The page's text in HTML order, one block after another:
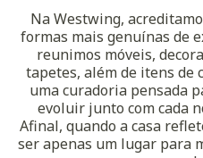
Na Westwing,
formas mais genuínas de
reunimos móveis,
tapetes, além de itens de
uma curadoria pensada
evoluir junto com cada
Afinal, quando a casa
ser apenas um lugar para